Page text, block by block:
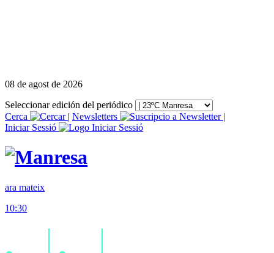
08 de agost de 2026
Seleccionar edición del periódico
Cerca
| Newsletters
|
Iniciar Sessió
ara mateix
10:30